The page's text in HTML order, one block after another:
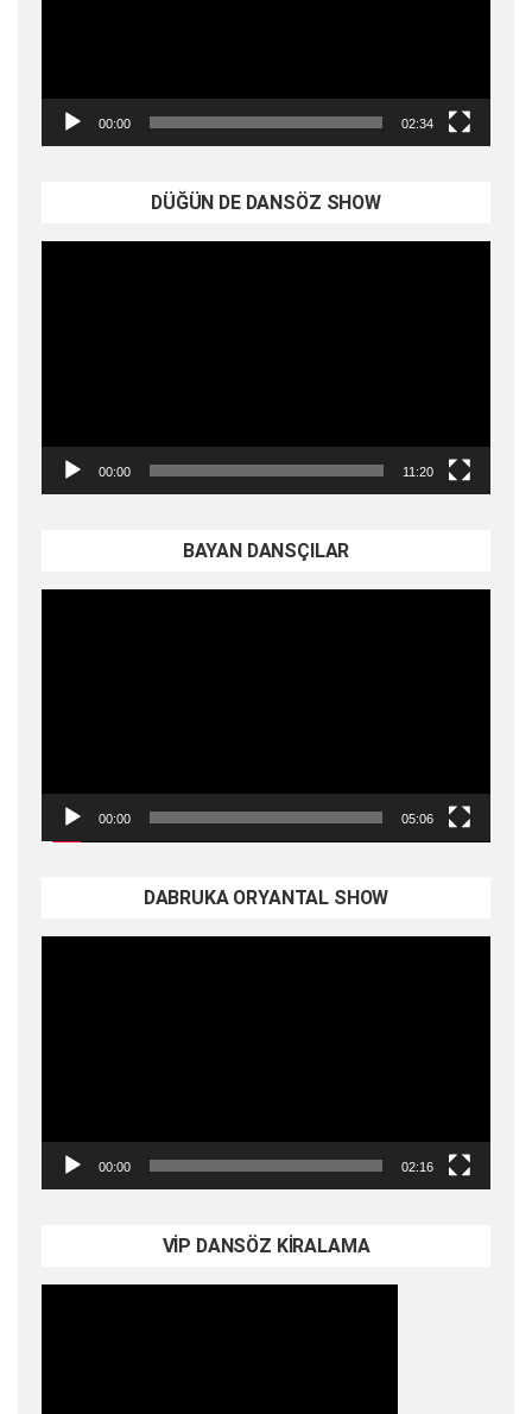
00:00 02:34
DÜĞÜN DE DANSÖZ SHOW
00:00 11:20
BAYAN DANSÇILAR
00:00 05:06
DABRUKA ORYANTAL SHOW
00:00 02:16
VİP DANSÖZ KİRALAMA